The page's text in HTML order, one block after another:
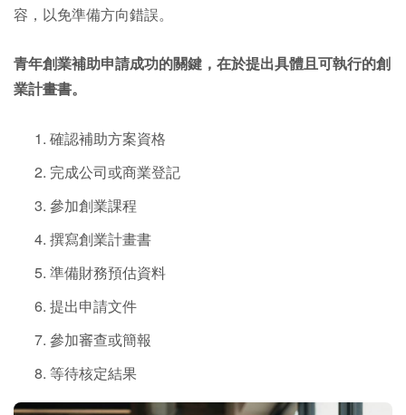
容，以免準備方向錯誤。
青年創業補助申請成功的關鍵，在於提出具體且可執行的創
業計畫書。
確認補助方案資格
完成公司或商業登記
參加創業課程
撰寫創業計畫書
準備財務預估資料
提出申請文件
參加審查或簡報
等待核定結果